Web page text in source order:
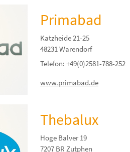
Primabad
Katzheide 21-25
48231 Warendorf
Telefon: +49(0)2581-788-252
www.primabad.de
Thebalux
Hoge Balver 19
7207 BR Zutphen